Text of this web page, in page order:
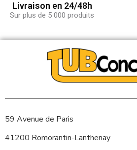
Livraison en 24/48h
Sur plus de 5 000 produits
59 Avenue de Paris
41200 Romorantin-Lanthenay